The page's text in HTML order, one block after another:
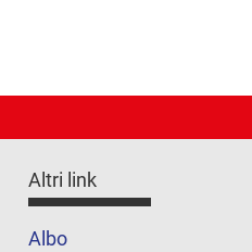
Altri link
Albo